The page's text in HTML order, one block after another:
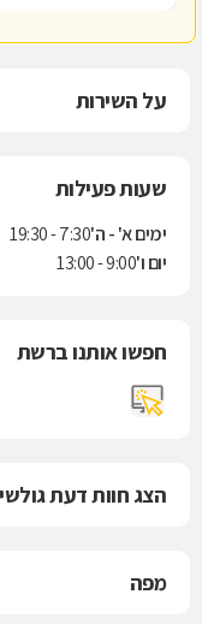
על השירות
שעות פעילות
ימים א' - ה'7:30 - 19:30
יום ו'9:00 - 13:00
חפשו אותנו ברשת
הצג חוות דעת
מפה